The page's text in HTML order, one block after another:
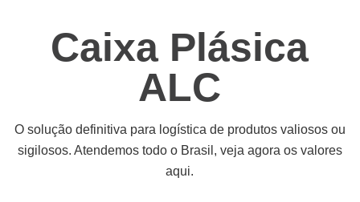
Caixa Plásica
ALC
O solução definitiva para logística de produtos valiosos ou
sigilosos. Atendemos todo o Brasil, veja agora os valores
aqui.